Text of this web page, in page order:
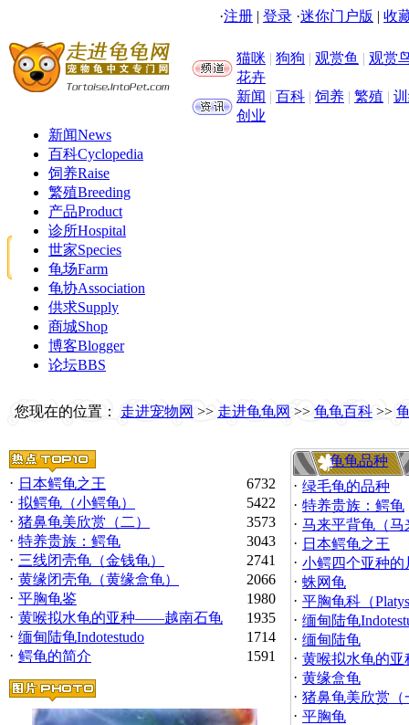
·注册 | 登录 ·迷你门户版 | 收
猫咪 | 狗狗 | 观赏鱼 | 观赏
花卉
新闻 | 百科 | 饲养 | 繁殖 |
创业
新闻News
百科Cyclopedia
饲养Raise
繁殖Breeding
产品Product
诊所Hospital
世家Species
龟场Farm
龟协Association
供求Supply
商城Shop
博客Blogger
论坛BBS
您现在的位置： 走进宠物网 >> 走进龟龟网 >> 龟龟百科 >>
· 日本鳄龟之王
6732
· 拟鳄龟（小鳄龟）
5422
· 猪鼻龟美欣赏（二）
3573
· 特养贵族：鳄龟
3043
· 三线闭壳龟（金钱龟）
2741
· 黄缘闭壳龟（黄缘盒龟）
2066
· 平胸龟鉴
1980
· 黄喉拟水龟的亚种——越南石龟
1935
· 缅甸陆龟Indotestudo
1714
· 鳄龟的简介 1591
龟龟品种
· 绿毛龟的品种
· 特养贵族：鳄龟
· 马来平背龟（马
· 日本鳄龟之王
· 小鳄四个亚种的
· 蛛网龟
· 平胸龟科（
· 缅甸陆龟
· 缅甸陆龟
· 黄喉拟水龟的
· 黄缘盒龟
· 猪鼻龟美欣赏（
· 平胸龟